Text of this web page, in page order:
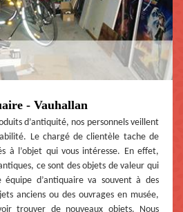
- Vauhallan
d’antiquité, nos personnels veillent
Le chargé de clientèle tache de
à l’objet qui vous intéresse. En effet,
ce sont des objets de valeur qui
d’antiquaire va souvent à des
anciens ou des ouvrages en musée,
trouver de nouveaux objets. Nous